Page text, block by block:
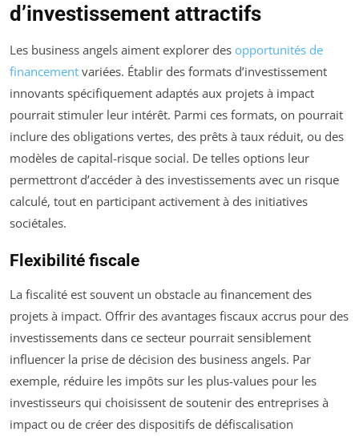
d’investissement attractifs
Les business angels aiment explorer des opportunités de
financement variées. Établir des formats d’investissement
innovants spécifiquement adaptés aux projets à impact
pourrait stimuler leur intérêt. Parmi ces formats, on pourrait
inclure des obligations vertes, des prêts à taux réduit, ou des
modèles de capital-risque social. De telles options leur
permettront d’accéder à des investissements avec un risque
calculé, tout en participant activement à des initiatives
sociétales.
Flexibilité fiscale
La fiscalité est souvent un obstacle au financement des
projets à impact. Offrir des avantages fiscaux accrus pour des
investissements dans ce secteur pourrait sensiblement
influencer la prise de décision des business angels. Par
exemple, réduire les impôts sur les plus-values pour les
investisseurs qui choisissent de soutenir des entreprises à
impact ou de créer des dispositifs de défiscalisation